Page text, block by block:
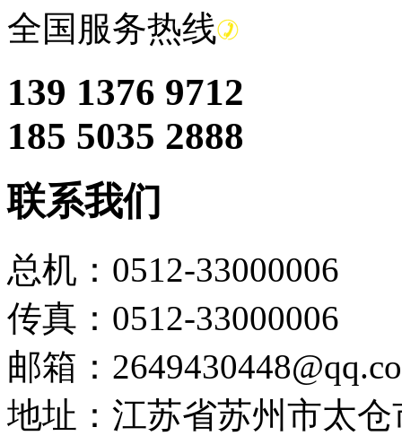
全国服务热线
139 1376 9712
185 5035 2888
联系我们
总机：0512-33000006
传真：0512-33000006
邮箱：
地址：江苏省苏州市太